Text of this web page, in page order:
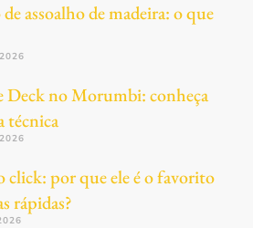
assoalho de madeira: o que
Deck no Morumbi: conheça
técnica
click: por que ele é o favorito
rápidas?